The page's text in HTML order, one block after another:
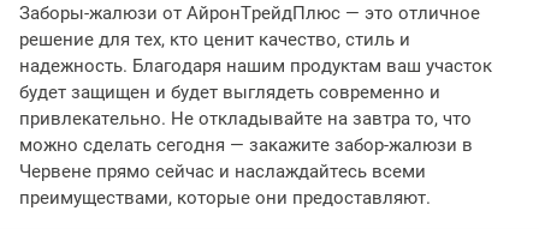
Заборы-жалюзи от АйронТрейдПлюс — это отличное
решение для тех, кто ценит качество, стиль и
надежность. Благодаря нашим продуктам ваш участок
будет защищен и будет выглядеть современно и
привлекательно. Не откладывайте на завтра то, что
можно сделать сегодня — закажите забор-жалюзи в
Червене прямо сейчас и наслаждайтесь всеми
преимуществами, которые они предоставляют.